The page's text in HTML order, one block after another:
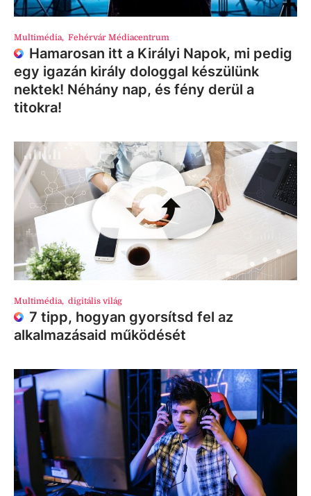
Multimédia, Fehérvár Médiacentrum
Hamarosan itt a Királyi Napok, mi pedig
egy igazán király dologgal készülünk
nektek! Néhány nap, és fény derül a
titokra!
Multimédia, digitális világ
7 tipp, hogyan gyorsítsd fel az
alkalmazásaid működését